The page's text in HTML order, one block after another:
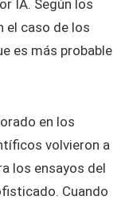
IA. Según los
el caso de los
es más probable
en los
volvieron a
los ensayos del
Cuando